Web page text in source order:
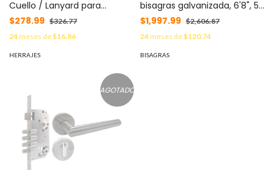
Cuello / Lanyard para
Terminal SUNMI L3 / Nylon
Industrial / Liberación Rápida
/ Ajustable / Negro MOD: L3-
SHOULDER-STRAP
$278.99 $326.77
24meses de$16.86
HERRAJES
bisagras galvanizada, 6'8", 5
3/4" izquierda MOD: 5054
$1,997.99 $2,606.87
24meses de$120.74
BISAGRAS
AGOTADO